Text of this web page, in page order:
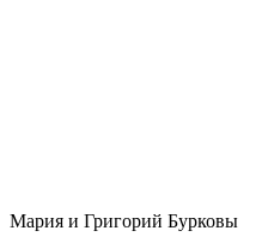
Мария и Григорий Бурковы